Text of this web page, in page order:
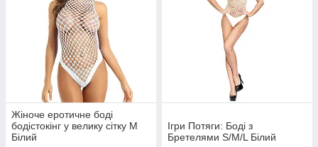
Жіноче еротичне боді
бодістокінг у велику сітку M
Білий
Ігри Потяги: Боді з
Бретелями S/M/L Білий